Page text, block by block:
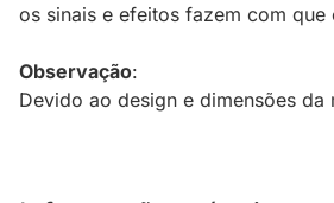
os sinais e efeitos fazem com que
Observação:
Devido ao design e dimensões